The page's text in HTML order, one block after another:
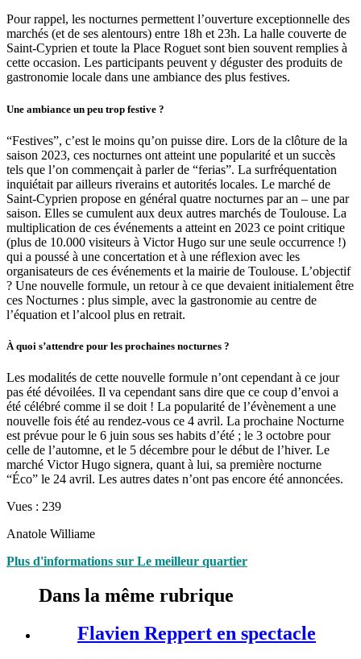
Pour rappel, les nocturnes permettent l’ouverture exceptionnelle des
marchés (et de ses alentours) entre 18h et 23h. La halle couverte de
Saint-Cyprien et toute la Place Roguet sont bien souvent remplies à
cette occasion. Les participants peuvent y déguster des produits de
gastronomie locale dans une ambiance des plus festives.
Une ambiance un peu trop festive ?
“Festives”, c’est le moins qu’on puisse dire. Lors de la clôture de la
saison 2023, ces nocturnes ont atteint une popularité et un succès
tels que l’on commençait à parler de “ferias”. La surfréquentation
inquiétait par ailleurs riverains et autorités locales. Le marché de
Saint-Cyprien propose en général quatre nocturnes par an – une par
saison. Elles se cumulent aux deux autres marchés de Toulouse. La
multiplication de ces événements a atteint en 2023 ce point critique
(plus de 10.000 visiteurs à Victor Hugo sur une seule occurrence !)
qui a poussé à une concertation et à une réflexion avec les
organisateurs de ces événements et la mairie de Toulouse. L’objectif
? Une nouvelle formule, un retour à ce que devaient initialement être
ces Nocturnes : plus simple, avec la gastronomie au centre de
l’équation et l’alcool plus en retrait.
À quoi s’attendre pour les prochaines nocturnes ?
Les modalités de cette nouvelle formule n’ont cependant à ce jour
pas été dévoilées. Il va cependant sans dire que ce coup d’envoi a
été célébré comme il se doit ! La popularité de l’évènement a une
nouvelle fois été au rendez-vous ce 4 avril. La prochaine Nocturne
est prévue pour le 6 juin sous ses habits d’été ; le 3 octobre pour
celle de l’automne, et le 5 décembre pour le début de l’hiver. Le
marché Victor Hugo signera, quant à lui, sa première nocturne
“Éco” le 24 avril. Les autres dates n’ont pas encore été annoncées.
Vues : 239
Anatole Williame
Plus d'informations sur Le meilleur quartier
Dans la même rubrique
Flavien Reppert en spectacle